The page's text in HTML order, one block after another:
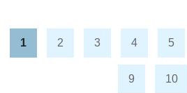
1 2 3 4 5
9 10